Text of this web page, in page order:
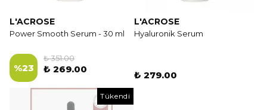
L'ACROSE
Power Smooth Serum - 30 ml
%23
₺ 351.00
₺ 269.00
L'ACROSE
Hyaluronik Serum
₺ 279.00
Tükendi